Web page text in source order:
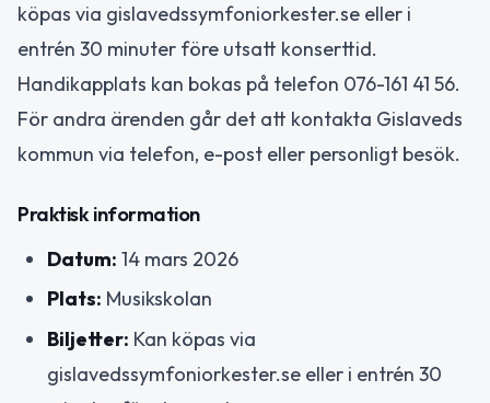
köpas via gislavedssymfoniorkester.se eller i
entrén 30 minuter före utsatt konserttid.
Handikapplats kan bokas på telefon 076-161 41 56.
För andra ärenden går det att kontakta Gislaveds
kommun via telefon, e-post eller personligt besök.
Praktisk information
Datum: 14 mars 2026
Plats: Musikskolan
Biljetter: Kan köpas via
gislavedssymfoniorkester.se eller i entrén 30